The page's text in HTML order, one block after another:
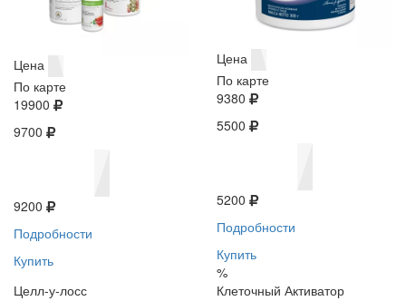
Цена
По карте
19900
9700
9200
Подробности
Купить
Цена
По карте
9380
5500
5200
Подробности
Купить
%
Целл-у-лосс
Клеточный Активатор